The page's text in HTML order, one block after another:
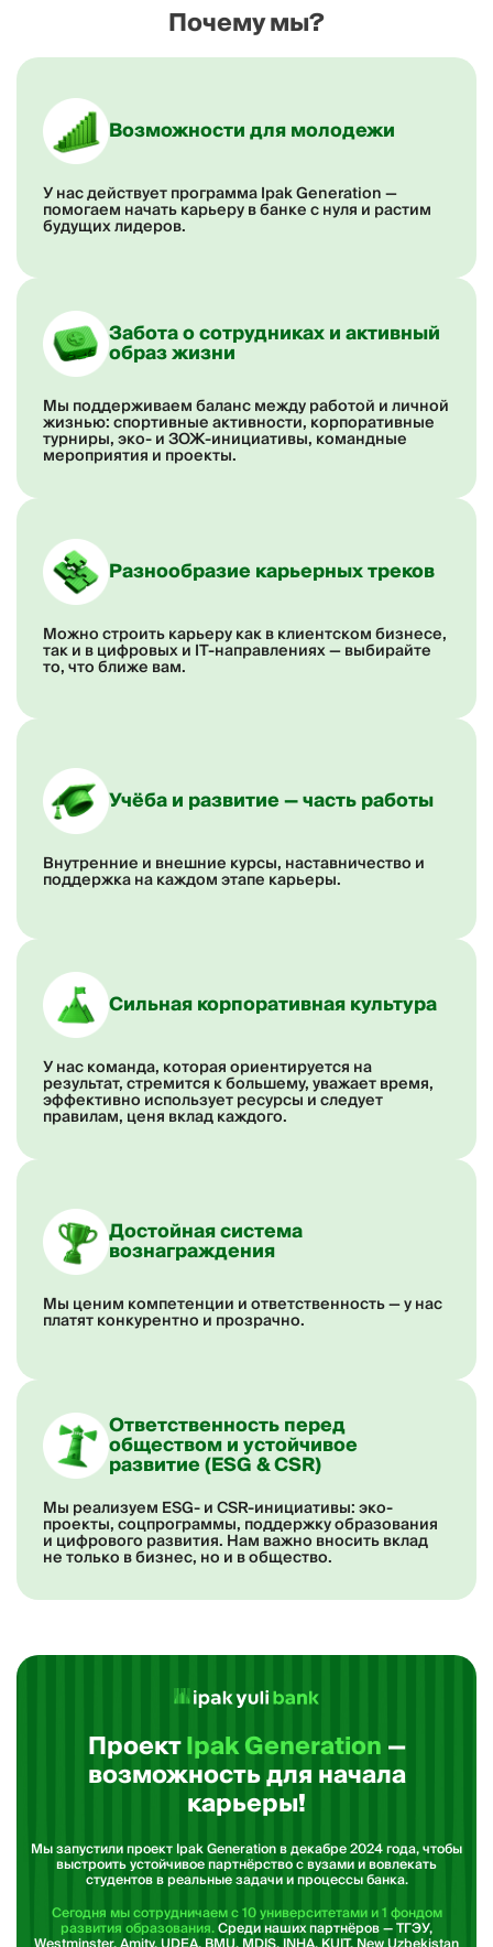
Почему мы?
Возможности для молодежи
У нас действует программа Ipak Generation —
помогаем начать карьеру в банке с нуля и растим
будущих лидеров.
Забота о сотрудниках и активный
образ жизни
Мы поддерживаем баланс между работой и личной
жизнью: спортивные активности, корпоративные
турниры, эко- и ЗОЖ-инициативы, командные
мероприятия и проекты.
Разнообразие карьерных треков
Можно строить карьеру как в клиентском бизнесе,
так и в цифровых и IT-направлениях — выбирайте
то, что ближе вам.
Учёба и развитие — часть работы
Внутренние и внешние курсы, наставничество и
поддержка на каждом этапе карьеры.
Сильная корпоративная культура
У нас команда, которая ориентируется на
результат, стремится к большему, уважает время,
эффективно использует ресурсы и следует
правилам, ценя вклад каждого.
Достойная система
вознаграждения
Мы ценим компетенции и ответственность — у нас
платят конкурентно и прозрачно.
Ответственность перед
обществом и устойчивое
развитие (ESG & CSR)
Мы реализуем ESG- и CSR-инициативы: эко-
проекты, соцпрограммы, поддержку образования
и цифрового развития. Нам важно вносить вклад
не только в бизнес, но и в общество.
ПроектIpak Generation—
возможность для начала
карьеры!
Мы запустили проект Ipak Generation в декабре 2024 года, чтобы
выстроить устойчивое партнёрство с вузами и вовлекать
студентовв реальные задачи и процессы банка.
Сегодня мы сотрудничаем с 10 университетами и 1 фондом
развития образования.Среди наших партнёров — ТГЭУ,